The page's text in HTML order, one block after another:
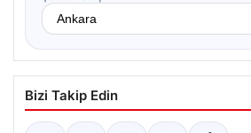
Bizi Takip Edin